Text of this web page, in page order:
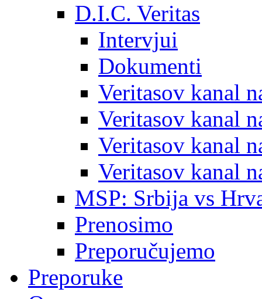
D.I.C. Veritas
Intervjui
Dokumenti
Veritasov kanal
Veritasov kanal
Veritasov kanal
Veritasov kanal
MSP: Srbija vs
Prenosimo
Preporučujemo
Preporuke